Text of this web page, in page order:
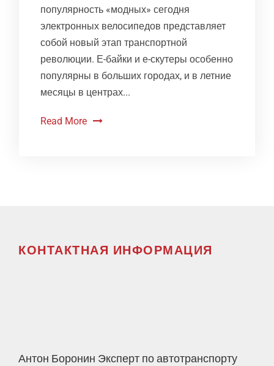
популярность «модных» сегодня
электронных велосипедов представляет
собой новый этап транспортной
революции. Е-байки и е-скутеры особенно
популярны в больших городах, и в летние
месяцы в центрах...
Read More
КОНТАКТНАЯ ИНФОРМАЦИЯ
Антон Боронин Эксперт по автотранспорту